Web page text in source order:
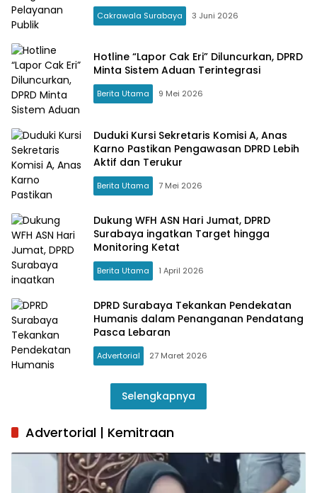
Cakrawala Surabaya 3 Juni 2026
Hotline “Lapor Cak Eri” Diluncurkan, DPRD
Minta Sistem Aduan Terintegrasi
Berita Utama 9 Mei 2026
Duduki Kursi Sekretaris Komisi A, Anas
Karno Pastikan Pengawasan DPRD Lebih
Aktif dan Terukur
Berita Utama 7 Mei 2026
Dukung WFH ASN Hari Jumat, DPRD
Surabaya ingatkan Target hingga
Monitoring Ketat
Berita Utama 1 April 2026
DPRD Surabaya Tekankan Pendekatan
Humanis dalam Penanganan Pendatang
Pasca Lebaran
Advertorial 27 Maret 2026
Selengkapnya
Advertorial | Kemitraan